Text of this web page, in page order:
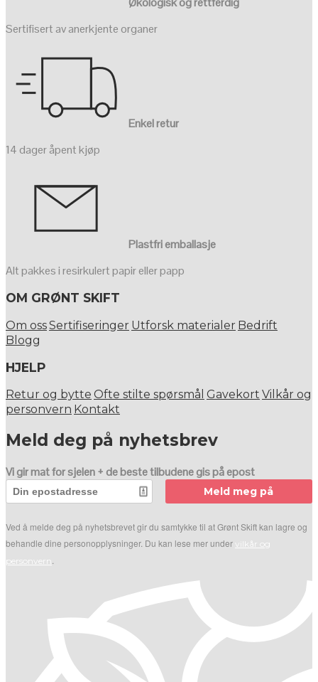
Sertifisert av anerkjente organer
Enkel retur
14 dager åpent kjøp
Plastfri emballasje
Alt pakkes i resirkulert papir eller papp
OM GRØNT SKIFT
Om ossSertifiseringer Utforsk materialer Bedrift
Blogg
HJELP
Retur og bytte Ofte stilte spørsmål Gavekort Vilkår og
personvern Kontakt
Meld deg på nyhetsbrev
Vi gir mat for sjelen + de beste tilbudene gis på epost
Meld meg på
Ved å melde deg på nyhetsbrevet gir du samtykke til at Grønt Skift kan lagre og
behandle dine personopplysninger. Du kan lese mer under vilkår og
personvern